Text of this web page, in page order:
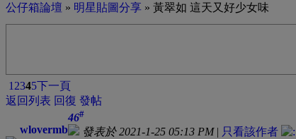
公仔箱論壇 » 明星貼圖分享 » 黃翠如 這天又好少女味
1 2345下一頁
返回列表 回復 發帖
wlovermb
46#
發表於 2021-1-25 05:13 PM| 只看該作者